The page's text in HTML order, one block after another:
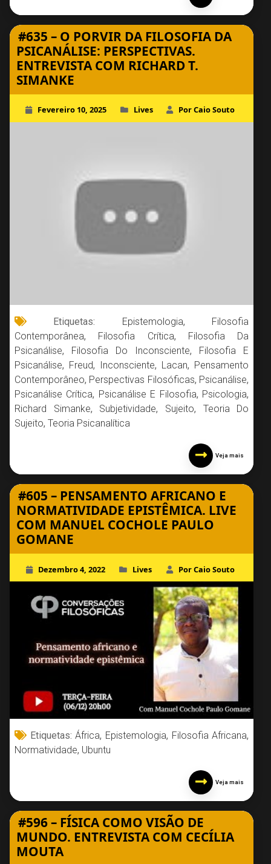
#635 – O PORVIR DA FILOSOFIA DA
PSICANÁLISE: PERSPECTIVAS.
ENTREVISTA COM RICHARD T.
SIMANKE
Fevereiro 10, 2025 Lives Por Caio Souto
Etiquetas: Epistemologia, Filosofia
Contemporânea, Filosofia Crítica, Filosofia Da
Psicanálise, Filosofia Do Inconsciente, Filosofia E
Psicanálise, Freud, Inconsciente, Lacan, Pensamento
Contemporâneo, Perspectivas Filosóficas, Psicanálise,
Psicanálise Crítica, Psicanálise E Filosofia, Psicologia,
Richard Simanke, Subjetividade, Sujeito, Teoria Do
Sujeito, Teoria Psicanalítica
Veja mais
#605 – PENSAMENTO AFRICANO E
NORMATIVIDADE EPISTÊMICA. LIVE
COM MANUEL COCHOLE PAULO
GOMANE
Dezembro 4, 2022 Lives Por Caio Souto
Etiquetas:África, Epistemologia, Filosofia Africana,
Normatividade, Ubuntu
Veja mais
#596 – FÍSICA COMO VISÃO DE
MUNDO. ENTREVISTA COM CECÍLIA
MOUTA